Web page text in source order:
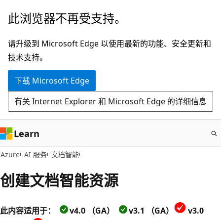
跳
主
要
内
此浏览器不再受支持。
请升级到 Microsoft Edge 以使用最新的功能、安全更新和
技术支持。
下载 Microsoft Edge
有关 Internet Explorer 和 Microsoft Edge 的详细信息
Learn
Azure AI 服务 文档智能
创建文档智能资源
此内容适用于： v4.0 （GA） v3.1 （GA）
v3.0